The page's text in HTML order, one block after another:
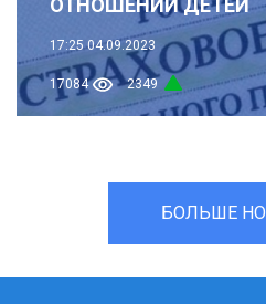
ОТНОШЕНИИ ДЕТЕЙ
17:25 04.09.2023
17084 2349
БОЛЬШЕ